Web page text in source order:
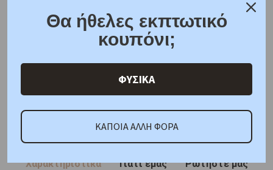
Συσκευασία δώρου
ONLINE CHAT
SHARE THE LOVE
Χαρακτηριστικά Γιατί εμάς Ρωτήστε μας
Θα ήθελες εκπτωτικό
κουπόνι;
ΦΥΣΙΚΑ
ΚΑΠΟΙΑ ΑΛΛΗ ΦΟΡΑ